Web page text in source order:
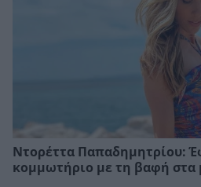
Ντορέττα Παπαδημητρίου:
κομμωτήριο με τη βαφή στα